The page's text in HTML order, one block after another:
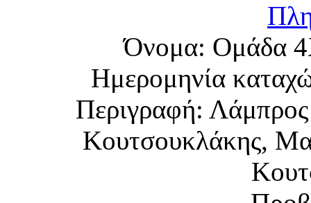
Όνομα: Ομάδα
Ημερομηνία
Περιγραφή:
Κουτσουκλάκης,